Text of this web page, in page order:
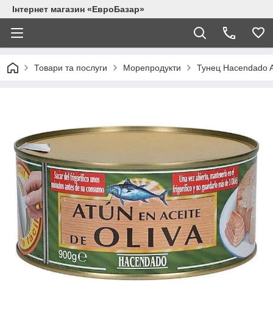
Інтернет магазин «ЕвроБазар»
Товари та послуги Морепродукти Тунец Hacendado